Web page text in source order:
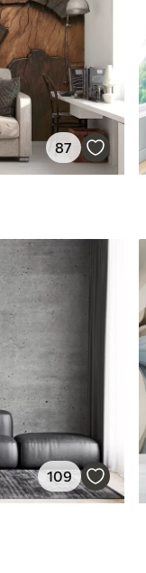
87
109